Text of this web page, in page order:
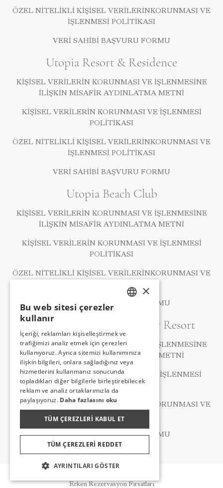
ÖZEL NITELIKLI KIŞISEL VERILERINKORUNMASI VE
İŞLENMESI POLITIKASI
VERI SAHIBI BAŞVURU FORMU
Utopia Resort & Residence
KIŞISEL VERILERIN KORUNMASI VE İŞLENMESINE
İLIŞKIN MISAFIR AYDINLATMA METNI
KIŞISEL VERILERIN KORUNMASI VE İŞLENMESI
POLITIKASI
ÖZEL NITELIKLI KIŞISEL VERILERINKORUNMASI VE
İŞLENMESI POLITIKASI
VERI SAHIBI BAŞVURU FORMU
Utopia Beach Club
KIŞISEL VERILERIN KORUNMASI VE İŞLENMESINE
İLIŞKIN MISAFIR AYDINLATMA METNI
KIŞISEL VERILERIN KORUNMASI VE İŞLENMESI
POLITIKASI
ÖZEL NITELIKLI KIŞISEL VERILERINKORUNMASI VE
VERI SAHIBI BAŞVURU FORMU
A Good Life Utopia Family Resort
KIŞISEL VERILERIN KORUNMASI VE İŞLENMESINE
İLIŞKIN MISAFIR AYDINLATMA METNI
KIŞISEL VERILERIN KORUNMASI VE İŞLENMESI
POLITIKASI
ÖZEL NITELIKLI KIŞISEL VERILERINKORUNMASI VE
İŞLENMESI POLITIKASI
VERI SAHIBI BAŞVURU FORMU
Erken Rezervasyon Fırsatları
RUSSIAN
×
Bu web sitesi çerezler
kullanır
İçeriği, reklamları kişiselleştirmek ve
trafiğimizi analiz etmek için çerezleri
kullanıyoruz. Ayrıca sitemizi kullanımınıza
ilişkin bilgileri, onlara sağladığınız veya
hizmetlerini kullanmanız sonucunda
topladıkları diğer bilgilerle birleştirebilecek
reklam ve analiz ortaklarımızla da
paylaşıyoruz. Daha fazlasını oku
TÜM ÇEREZLERI KABUL ET
TÜM ÇEREZLERI REDDET
AYRINTILARI GÖSTER